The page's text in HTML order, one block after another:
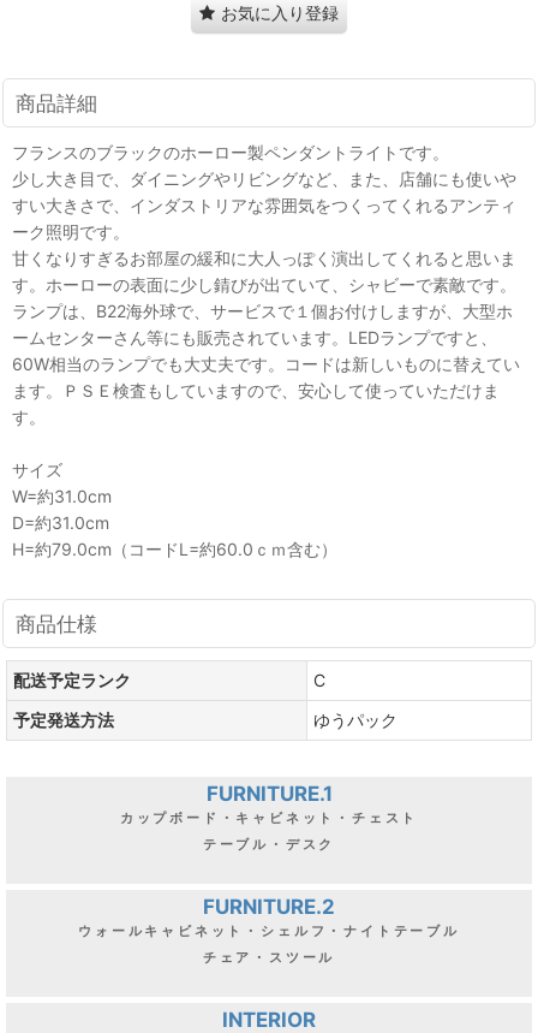
お気に入り登録
商品詳細
フランスのブラックのホーロー製ペンダントライトです。
少し大き目で、ダイニングやリビングなど、また、店舗にも使いや
すい大きさで、インダストリアな雰囲気をつくってくれるアンティ
ーク照明です。
甘くなりすぎるお部屋の緩和に大人っぽく演出してくれると思いま
す。ホーローの表面に少し錆びが出ていて、シャビーで素敵です。
ランプは、B22海外球で、サービスで１個お付けしますが、大型ホ
ームセンターさん等にも販売されています。LEDランプですと、
60W相当のランプでも大丈夫です。コードは新しいものに替えてい
ます。ＰＳＥ検査もしていますので、安心して使っていただけま
す。
サイズ
W=約31.0cm
D=約31.0cm
H=約79.0cm（コードL=約60.0ｃｍ含む）
商品仕様
配送予定ランク
C
予定発送方法
ゆうパック
FURNITURE.1
カップボード・キャビネット・チェスト
テーブル・デスク
FURNITURE.2
ウォールキャビネット・シェルフ・ナイトテーブル
チェア・スツール
INTERIOR